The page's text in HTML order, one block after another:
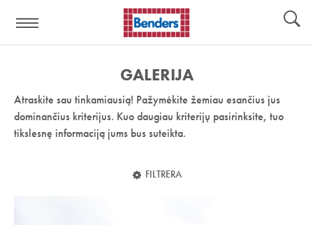
nuoroda:
GALERIJA
Atraskite sau tinkamiausią! Pažymėkite žemiau esančius jus
dominančius kriterijus. Kuo daugiau kriterijų pasirinksite, tuo
tikslesnę informaciją jums bus suteikta.
FILTRERA